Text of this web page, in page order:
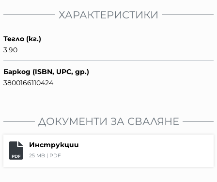
ХАРАКТЕРИСТИКИ
Тегло (кг.)
3.90
Баркод (ISBN, UPC, др.)
3800166110424
ДОКУМЕНТИ ЗА СВАЛЯНЕ
PDF
Инструкции
25 MB | PDF